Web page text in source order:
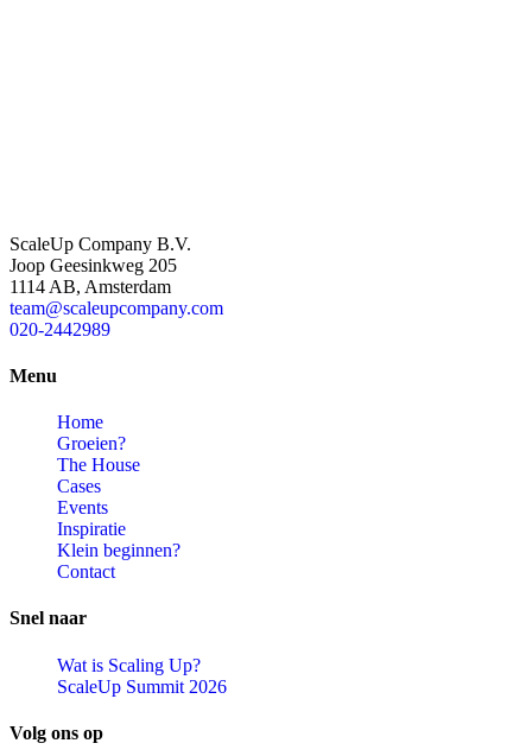
ScaleUp Company B.V.
Joop Geesinkweg 205
1114 AB, Amsterdam
team@scaleupcompany.com
020-2442989
Menu
Home
Groeien?
The House
Cases
Events
Inspiratie
Klein beginnen?
Contact
Snel naar
Wat is Scaling Up?
ScaleUp Summit 2026
Volg ons op